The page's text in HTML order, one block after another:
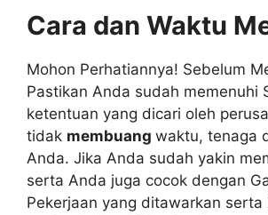
Cara dan Waktu
Mohon Perhatiannya! Sebelum
Pastikan Anda sudah memenuhi
ketentuan yang dicari oleh
tidak membuang waktu, tenaga
Anda. Jika Anda sudah yakin
serta Anda juga cocok dengan
Pekerjaan yang ditawarkan serta